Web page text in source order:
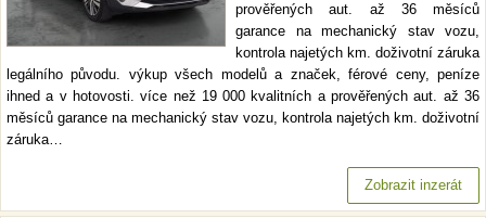
prověřených aut. až 36 měsíců
garance na mechanický stav vozu,
kontrola najetých km. doživotní záruka
legálního původu. výkup všech modelů a značek, férové ceny, peníze
ihned a v hotovosti. více než 19 000 kvalitních a prověřených aut. až 36
měsíců garance na mechanický stav vozu, kontrola najetých km. doživotní
záruka…
Zobrazit inzerát